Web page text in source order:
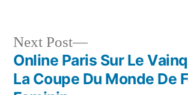
Post
Next Post
Next
post:
Online Paris Sur Le
La Coupe Du Monde De